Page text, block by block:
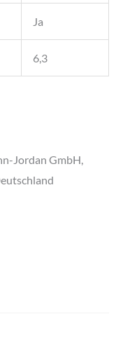
Ja
6,3
Jordan GmbH,